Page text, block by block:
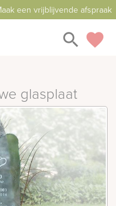
een vrijblijvende afspraak
favorite
Fotomap
search
Contact
glasplaat